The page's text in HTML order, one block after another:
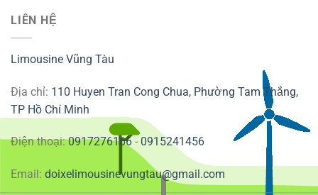
LIÊN HỆ
Limousine Vũng Tàu
Địa chỉ: 110 Huyen Tran Cong Chua, Phường Tam Thắng,
TP Hồ Chí Minh
Điện thoại:0917276166 - 0915241456
Email: doixelimousinevungtau@gmail.com